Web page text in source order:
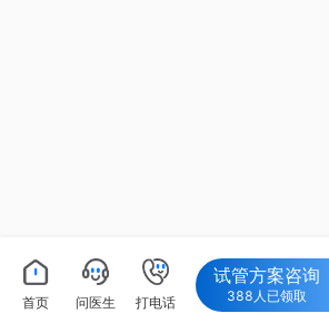
首页 问医生 打电话
试管方案咨询
388人已领取